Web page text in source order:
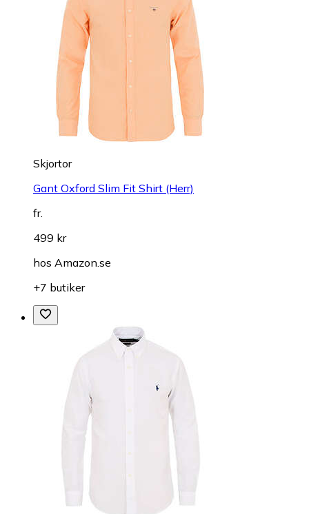
Skjortor
Gant Oxford Slim Fit Shirt (Herr)
fr.
499 kr
hos Amazon.se
+7 butiker